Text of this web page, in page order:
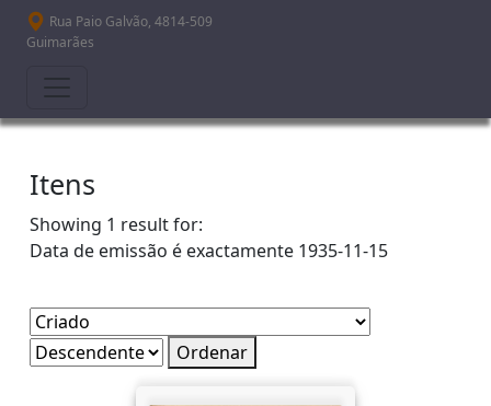
Passar para o conteúdo principal
Rua Paio Galvão, 4814-509
Guimarães
Itens
Showing 1 result for:
Data de emissão é exactamente 1935-11-15
Ordenar